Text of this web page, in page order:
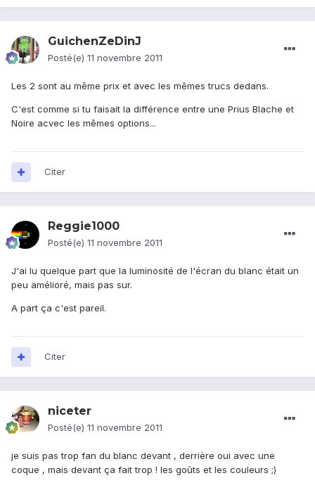
GuichenZeDinJ
Posté(e) 11 novembre 2011
Les 2 sont au même prix et avec les mêmes trucs dedans.
C'est comme si tu faisait la différence entre une Prius Blache et
Noire acvec les mêmes options...
Citer
Reggie1000
Posté(e) 11 novembre 2011
J'ai lu quelque part que la luminosité de l'écran du blanc était un
peu amélioré, mais pas sur.
A part ça c'est pareil.
Citer
niceter
Posté(e) 11 novembre 2011
je suis pas trop fan du blanc devant , derrière oui avec une
coque , mais devant ça fait trop ! les goûts et les couleurs ;)